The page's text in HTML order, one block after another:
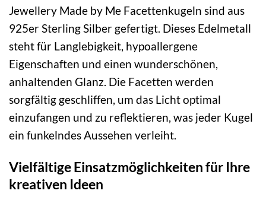
Jewellery Made by Me Facettenkugeln sind aus
925er Sterling Silber gefertigt. Dieses Edelmetall
steht für Langlebigkeit, hypoallergene
Eigenschaften und einen wunderschönen,
anhaltenden Glanz. Die Facetten werden
sorgfältig geschliffen, um das Licht optimal
einzufangen und zu reflektieren, was jeder Kugel
ein funkelndes Aussehen verleiht.
Vielfältige Einsatzmöglichkeiten für Ihre
kreativen Ideen